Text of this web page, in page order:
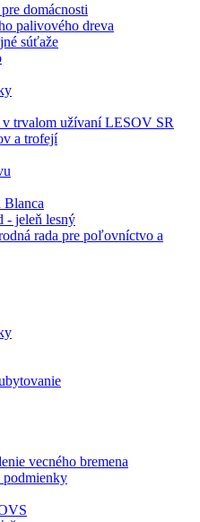
domácnosti
palivového dreva
súťaže
trvalom užívaní LESOV SR
a trofejí
Blanca
- jeleň lesný
rada pre poľovníctvo a
vecného bremena
podmienky